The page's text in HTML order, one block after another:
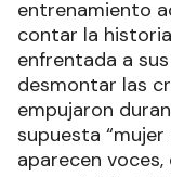
entrenamiento
contar la
enfrentada a
desmontar las
empujaron
supuesta
aparecen